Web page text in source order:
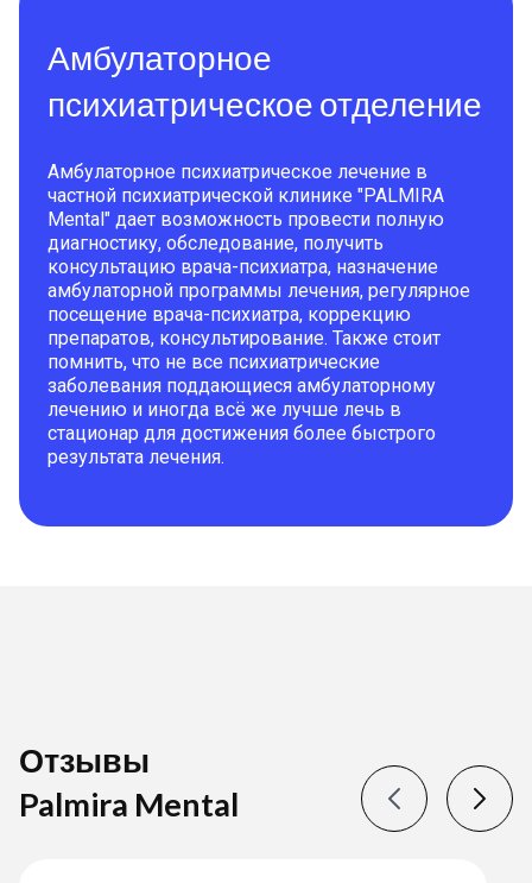
Амбулаторное
психиатрическое отделение
Амбулаторное психиатрическое лечение в
частной психиатрической клинике "PALMIRA
Mental" дает возможность провести полную
диагностику, обследование, получить
консультацию врача-психиатра, назначение
амбулаторной программы лечения, регулярное
посещение врача-психиатра, коррекцию
препаратов, консультирование. Также стоит
помнить, что не все психиатрические
заболевания поддающиеся амбулаторному
лечению и иногда всё же лучше лечь в
стационар для достижения более быстрого
результата лечения.
Отзывы
Palmira Mental